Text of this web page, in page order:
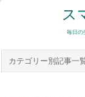
ス
毎日の
カテゴリー別記事一